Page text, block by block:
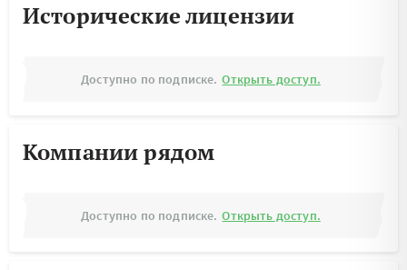
Исторические лицензии
Доступно по подписке. Открыть доступ.
Компании рядом
Доступно по подписке. Открыть доступ.